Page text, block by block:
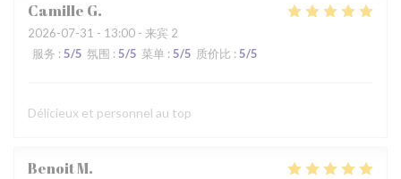
Camille G
2026-07-31 - 13:00 - 来宾 2
服务 : 5/5 氛围 : 5/5 菜单 : 5/5 质价比 : 5/5
Délicieux et personnel au top
BenoitM